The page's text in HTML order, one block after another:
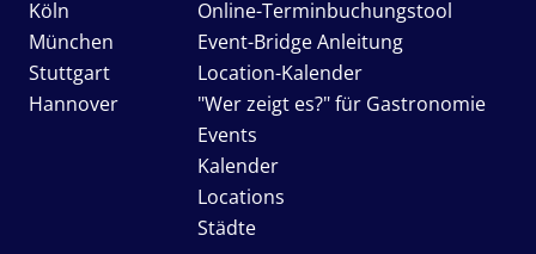
Köln
München
Stuttgart
Hannover
Online-Terminbuchungstool
Event-Bridge Anleitung
Location-Kalender
"Wer zeigt es?" für Gastronomie
Events
Kalender
Locations
Städte